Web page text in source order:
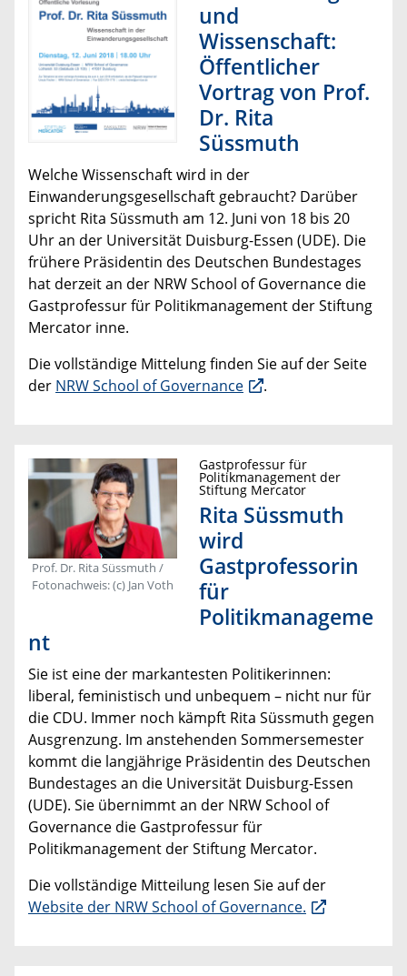
und
Wissenschaft:
Öffentlicher
Vortrag von Prof.
Dr. Rita
Süssmuth
Welche Wissenschaft wird in der
Einwanderungsgesellschaft gebraucht? Darüber
spricht Rita Süssmuth am 12. Juni von 18 bis 20
Uhr an der Universität Duisburg-Essen (UDE). Die
frühere Präsidentin des Deutschen Bundestages
hat derzeit an der NRW School of Governance die
Gastprofessur für Politikmanagement der Stiftung
Mercator inne.
Die vollständige Mittelung finden Sie auf der Seite
der NRW School of Governance .
Prof. Dr. Rita Süssmuth /
Fotonachweis: (c) Jan Voth
Gastprofessur für
Politikmanagement der
Stiftung Mercator
Rita Süssmuth
wird
Gastprofessorin
für
Politikmanageme
nt
Sie ist eine der markantesten Politikerinnen:
liberal, feministisch und unbequem – nicht nur für
die CDU. Immer noch kämpft Rita Süssmuth gegen
Ausgrenzung. Im anstehenden Sommersemester
kommt die langjährige Präsidentin des Deutschen
Bundestages an die Universität Duisburg-Essen
(UDE). Sie übernimmt an der NRW School of
Governance die Gastprofessur für
Politikmanagement der Stiftung Mercator.
Die vollständige Mitteilung lesen Sie auf der
Website der NRW School of Governance.